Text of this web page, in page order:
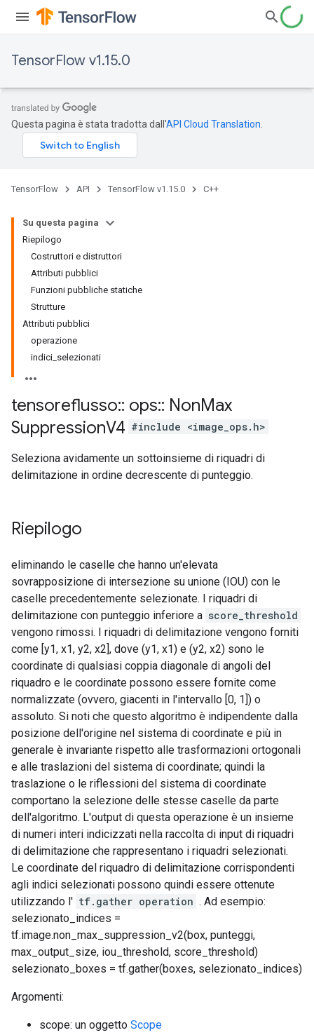
TensorFlow v1.15.0
Questa pagina è stata tradotta dall'API Cloud Translation
TensorFlow API TensorFlow v1.15.0 C++
Su questa pagina
Riepilogo
Costruttori e distruttori
Attributi pubblici
Funzioni pubbliche statiche
Strutture
Attributi pubblici
operazione
indici_selezionati
tensoreflusso:: ops:: NonMax
SuppressionV4 #include <image_ops.h>
Seleziona avidamente un sottoinsieme di riquadri di
delimitazione in ordine decrescente di punteggio.
Riepilogo
eliminando le caselle che hanno un'elevata
sovrapposizione di intersezione su unione (IOU) con le
caselle precedentemente selezionate. I riquadri di
delimitazione con punteggio inferiore a score_threshold
vengono rimossi. I riquadri di delimitazione vengono forniti
come [y1, x1, y2, x2], dove (y1, x1) e (y2, x2) sono le
coordinate di qualsiasi coppia diagonale di angoli del
riquadro e le coordinate possono essere fornite come
normalizzate (ovvero, giacenti in l'intervallo [0, 1]) o
assoluto. Si noti che questo algoritmo è indipendente dalla
posizione dell'origine nel sistema di coordinate e più in
generale è invariante rispetto alle trasformazioni ortogonali
e alle traslazioni del sistema di coordinate; quindi la
traslazione o le riflessioni del sistema di coordinate
comportano la selezione delle stesse caselle da parte
dell'algoritmo. L'output di questa operazione è un insieme
di numeri interi indicizzati nella raccolta di input di riquadri
di delimitazione che rappresentano i riquadri selezionati.
Le coordinate del riquadro di delimitazione corrispondenti
agli indici selezionati possono quindi essere ottenute
utilizzando l' tf.gather operation . Ad esempio:
selezionato_indices =
tf.image.non_max_suppression_v2(box, punteggi,
max_output_size, iou_threshold, score_threshold)
selezionato_boxes = tf.gather(boxes, selezionato_indices)
Argomenti:
scope: un oggetto Scope